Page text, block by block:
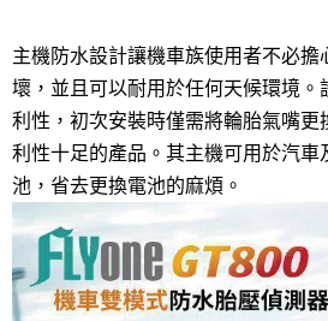
主機防水設計讓機車族使用者不必擔
壞，並且可以耐用於任何天候環境。
利性，初次安裝時僅需將輪胎氣嘴更
利性十足的產品。其主機可用於汽車
池，省去更換電池的麻煩。